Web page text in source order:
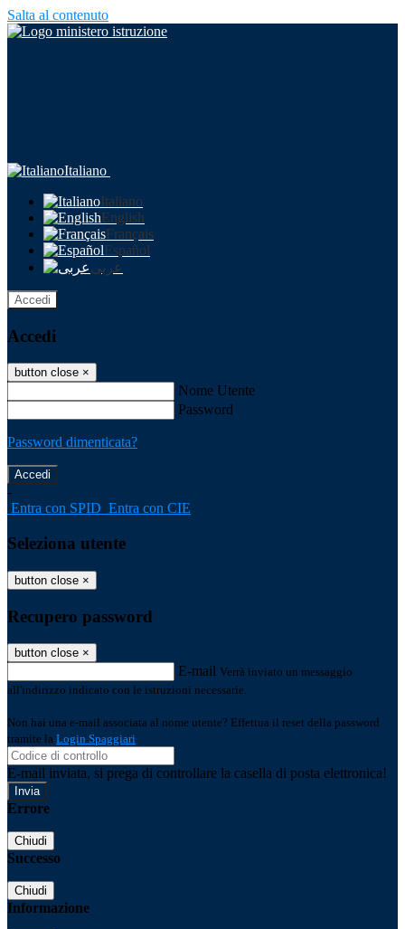
Salta al contenuto
Italiano
Italiano
English
Français
Español
عربى
Accedi
Accedi
button close ×
Nome Utente
Password
Password dimenticata?
-
Entra con SPID Entra con CIE
Seleziona utente
button close ×
Recupero password
button close ×
E-mail Verrà inviato un messaggio
all'indirizzo indicato con le istruzioni necessarie.
Non hai una e-mail associata al nome utente? Effettua il reset della password
tramite la Login Spaggiari
E-mail inviata, si prega di controllare la casella di posta elettronica!
Errore
Chiudi
Successo
Chiudi
Informazione